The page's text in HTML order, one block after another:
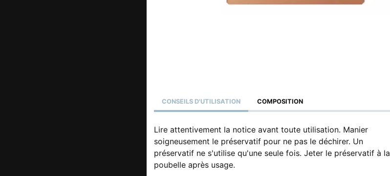
CONSEILS D'UTILISATION COMPOSITION
Lire attentivement la notice avant toute utilisation. Manier
soigneusement le préservatif pour ne pas le déchirer. Un
préservatif ne s'utilise qu'une seule fois. Jeter le préservatif à la
poubelle après usage.